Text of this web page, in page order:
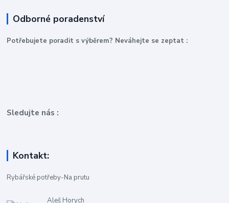
Odborné poradenství
Potřebujete poradit s výběrem? Neváhejte se zeptat :
Sledujte nás :
Kontakt:
Rybářské potřeby-Na prutu
Aleš Horych